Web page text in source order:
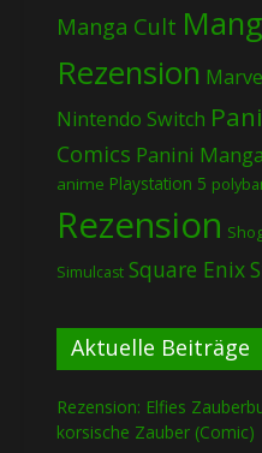
Manga Cult
Rezension
Nintendo Switch
Comics Panini Manga
anime Playstation 5
Rezension
Simulcast Square Enix
Aktuelle Beiträge
Rezension: Elfies
korsische Zauber (Comic)